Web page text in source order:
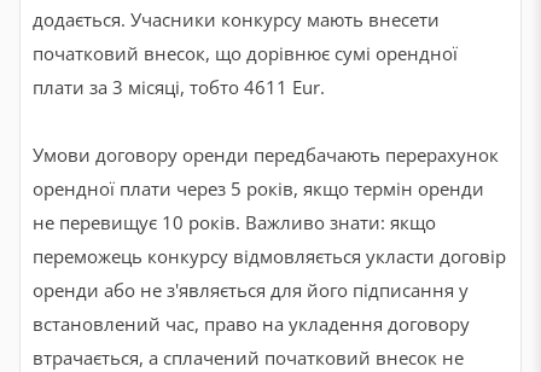
додається. Учасники конкурсу мають внесети
початковий внесок, що дорівнює сумі орендної
плати за 3 місяці, тобто 4611 Eur.
Умови договору оренди передбачають перерахунок
орендної плати через 5 років, якщо термін оренди
не перевищує 10 років. Важливо знати: якщо
переможець конкурсу відмовляється укласти договір
оренди або не з'являється для його підписання у
встановлений час, право на укладення договору
втрачається, а сплачений початковий внесок не